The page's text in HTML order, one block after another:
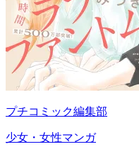
プチコミック編集部
少女・女性マンガ